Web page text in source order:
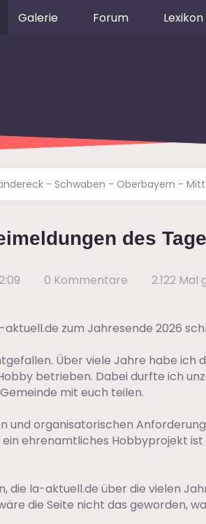
Galerie Forum Lexikon
- Schwaben - Oberbayern -
des
0 Kommentare 2.122 Mal
zum Jahresende 2026
Über viele Jahre habe ich
betrieben. Dabei durfte ich
mit euch teilen.
und organisatorischen
ehrenamtliches Hobbyprojekt ist
die la-aktuell.de über die vielen
die Seite nicht das geworden,